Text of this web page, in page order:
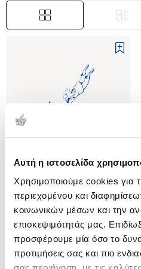
Αυτή η ιστοσελίδα
Χρησιμοποιούμε cookies για
περιεχομένου και
κοινωνικών μέσων και την
επισκεψιμότητάς μας.
προσφέρουμε μία όσο το
προτιμήσεις σας και πιο
Εξαντλημένο
(0)
ΨΑΧΝΟΝΤΑΣ ΤΟΝ Κ. ΤΕΛΕΙΟ
WOLFF ISABEL
Κωδ. Πολιτείας: 4299-0009